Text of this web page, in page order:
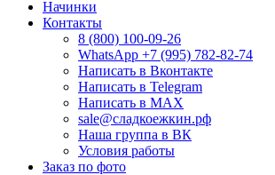
Начинки
Контакты
8 (800) 100-09-26
WhatsApp +7 (995) 782-82-74
Написать в Вконтакте
Написать в Telegram
Написать в MAX
sale@сладкоежкин.рф
Наша группа в ВК
Условия работы
Заказ по фото